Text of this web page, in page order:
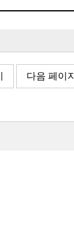
다음 페이지